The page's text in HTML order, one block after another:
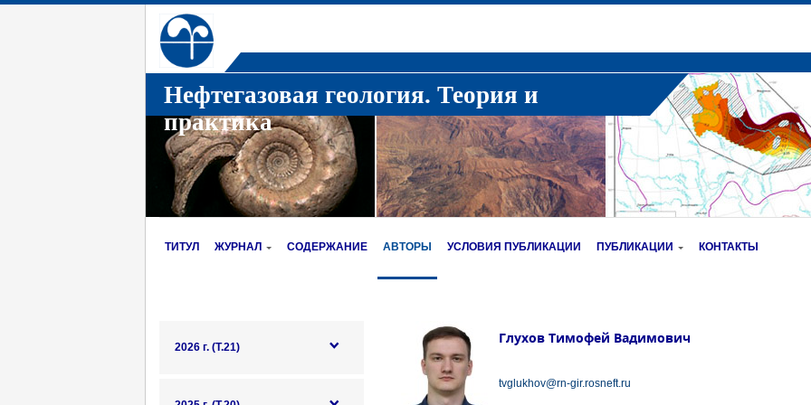
Нефтегазовая геология. Теория и
практика
ТИТУЛ ЖУРНАЛ СОДЕРЖАНИЕ АВТОРЫ УСЛОВИЯ ПУБЛИКАЦИИ ПУБЛИКАЦИИ КОНТАКТЫ
2026 г. (Т.21)
Глухов Тимофей Вадимович
tvglukhov@rn-gir.rosneft.ru